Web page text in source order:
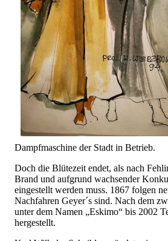
Dampfmaschine der Stadt in Betrieb.
Doch die Blütezeit endet, als nach
Brand und aufgrund wachsender
eingestellt werden muss. 1867 folgen
Nachfahren Geyer´s sind. Nach dem
unter dem Namen „Eskimo“ bis 2002
hergestellt.